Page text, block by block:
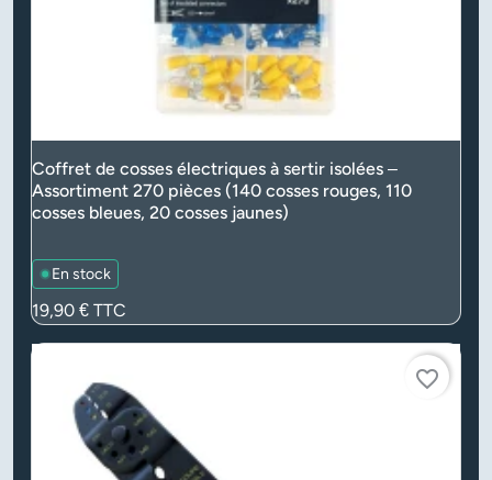
Coffret de cosses électriques à sertir isolées –
Assortiment 270 pièces (140 cosses rouges, 110
cosses bleues, 20 cosses jaunes)
En stock
Prix
19,90 € TTC
favorite_border